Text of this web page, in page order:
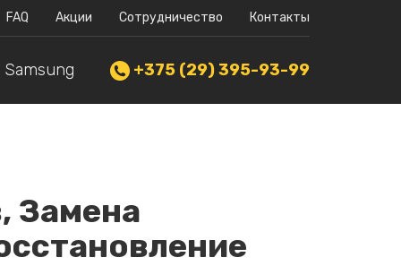
FAQ Акции Сотрудничество Контакты
Samsung +375 (29) 395-93-99
Замена